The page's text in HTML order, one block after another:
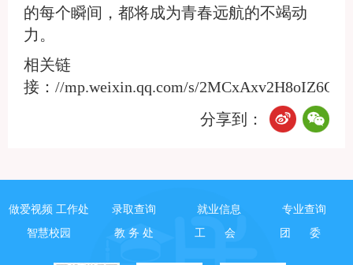
的每个瞬间，都将成为青春远航的不竭动
力。
相关链
接：//mp.weixin.qq.com/s/
分享到：
做爱视频 工作处 录取查询 就业信息
专业查询
智慧校园
教 务 处 工 会 团 委